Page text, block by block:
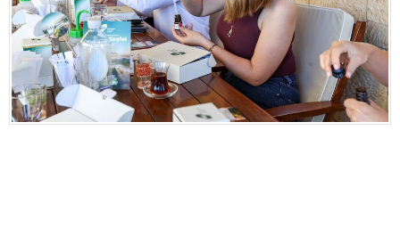
Gündem
Ekonomi
Yaşam
Magazin